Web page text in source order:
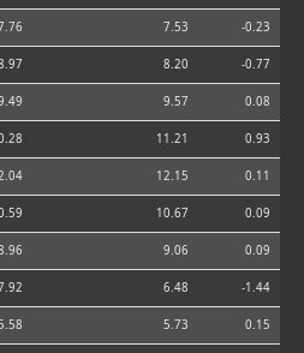
7.53 -0.23
8.20 -0.77
9.57 0.08
11.21 0.93
12.15 0.11
10.67 0.09
9.06 0.09
6.48 -1.44
5.73 0.15